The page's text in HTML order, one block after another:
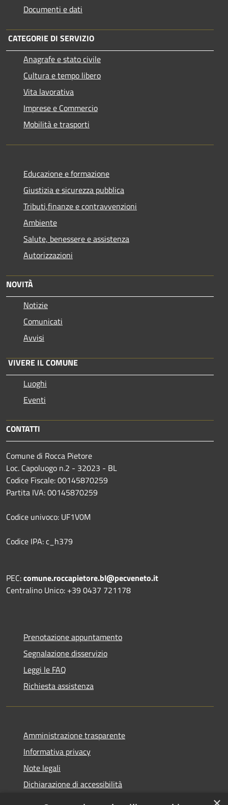
Documenti e dati
CATEGORIE DI SERVIZIO
Anagrafe e stato civile
Cultura e tempo libero
Vita lavorativa
Imprese e Commercio
Mobilità e trasporti
Educazione e formazione
Giustizia e sicurezza pubblica
Tributi,finanze e contravvenzioni
Ambiente
Salute, benessere e assistenza
Autorizzazioni
NOVITÀ
Notizie
Comunicati
Avvisi
VIVERE IL COMUNE
Luoghi
Eventi
CONTATTI
Comune di Rocca Pietore
Loc. Capoluogo n.2 - 32023 - BL
Codice Fiscale: 00145870259
Partita IVA: 00145870259
Codice univoco: UF1V0M
Codice IPA: c_h379
PEC:comune.roccapietore.bl@pecveneto.it
Centralino Unico: +39 0437 721178
Prenotazione appuntamento
Segnalazione disservizio
Leggi le FAQ
Richiesta assistenza
Amministrazione trasparente
Informativa privacy
Note legali
Dichiarazione di accessibilità